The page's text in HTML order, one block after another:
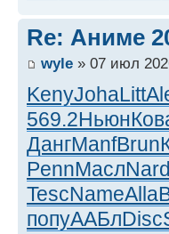
Re: Аниме
wyle » 07 июл
KenyJohaLitt
569.2Ньюн
ДангManfBrun
PennМаслNard
TescNameAlla
попуААБлDisc